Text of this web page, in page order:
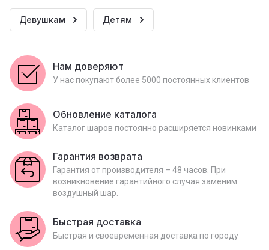
Девушкам Детям
Нам доверяют
У нас покупают более 5000 постоянных клиентов
Обновление каталога
Каталог шаров постоянно расширяется новинками
Гарантия возврата
Гарантия от производителя – 48 часов. При
возникновение гарантийного случая заменим
воздушный шар.
Быстрая доставка
Быстрая и своевременная доставка по городу